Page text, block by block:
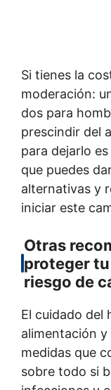
Si tienes la
moderación:
dos para
prescindir del
para dejarlo
que puedes
alternativas y
iniciar este
Otras
proteger
riesgo de
El cuidado del
alimentación
medidas que
sobre todo si